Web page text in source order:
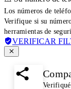
Los números de
Verifique si su
herramientas de
VERIFICAR
Verifiqué